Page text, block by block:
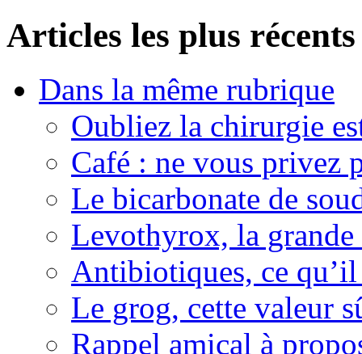
Articles les plus récents
Dans la même rubrique
Oubliez la chirurgie
Café : ne vous privez
Le bicarbonate de
Levothyrox, la
Antibiotiques, ce
Le grog, cette valeur
Rappel amical à